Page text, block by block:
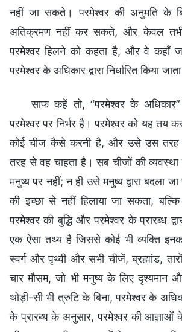
नहीं जा सकते। परमेश्वर की अनुमति के
अतिक्रमण नहीं कर सकते, और केवल
परमेश्वर हिलने को कहता है, और वे कहाँ
परमेश्वर के अधिकार द्वारा निर्धारित किया
साफ कहें तो, “परमेश्वर के
परमेश्वर पर निर्भर है। परमेश्वर को यह तय
कोई चीज कैसे करनी है, और उसे उस तरह
तरह से वह चाहता है। सब चीजों की व्यवस्था
मनुष्य पर नहीं; न ही उसे मनुष्य द्वारा बदला
की इच्छा से नहीं हिलाया जा सकता, बल्कि
परमेश्वर की बुद्धि और परमेश्वर के प्रारब्ध
एक ऐसा तथ्य है जिससे कोई भी व्यक्ति
स्वर्ग और पृथ्वी और सभी चीजें, ब्रह्मांड,
चार मौसम, जो भी मनुष्य के लिए
थोड़ी-सी भी त्रुटि के बिना, परमेश्वर के
के प्रारब्ध के अनुसार, परमेश्वर की आज्ञाओं